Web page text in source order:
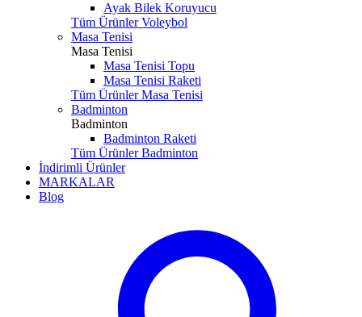
Ayak Bilek Koruyucu
Tüm Ürünler Voleybol
Masa Tenisi
Masa Tenisi
Masa Tenisi Topu
Masa Tenisi Raketi
Tüm Ürünler Masa Tenisi
Badminton
Badminton
Badminton Raketi
Tüm Ürünler Badminton
İndirimli Ürünler
MARKALAR
Blog